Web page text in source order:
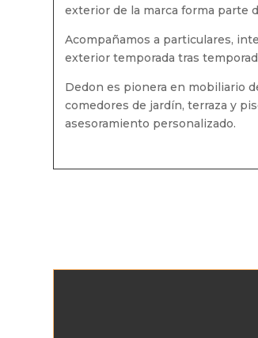
exterior de la marca forma parte
Acompañamos a particulares,
exterior temporada tras
Dedon es pionera en mobiliario
comedores de jardín, terraza y
asesoramiento personalizado.